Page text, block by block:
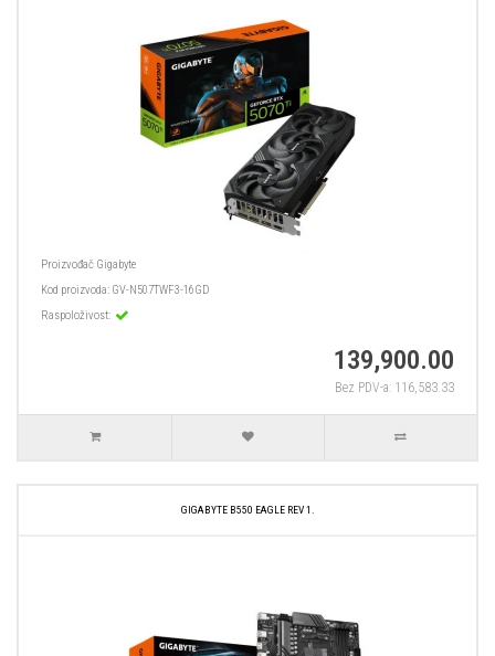
Proizvođač Gigabyte
Kod proizvoda: GV-N507TWF3-16GD
Raspoloživost:
139,900.00
Bez PDV-a: 116,583.33
GIGABYTE B550 EAGLE REV 1.